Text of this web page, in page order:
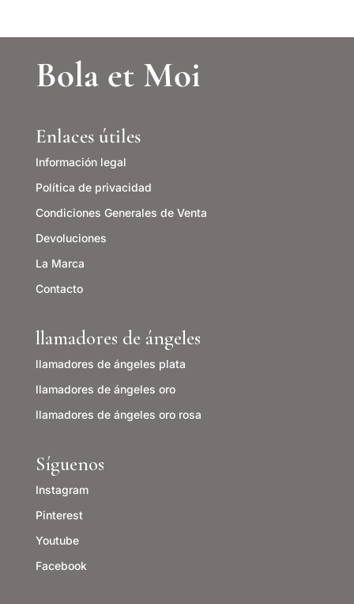
Bola et Moi
Enlaces útiles
Información legal
Política de privacidad
Condiciones Generales de Venta
Devoluciones
La Marca
Contacto
llamadores de ángeles
llamadores de ángeles plata
llamadores de ángeles oro
llamadores de ángeles oro rosa
Síguenos
Instagram
Pinterest
Youtube
Facebook